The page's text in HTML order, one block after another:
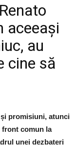
aceeași
au
cine să
promisiuni, atunci
front comun la
unei dezbateri